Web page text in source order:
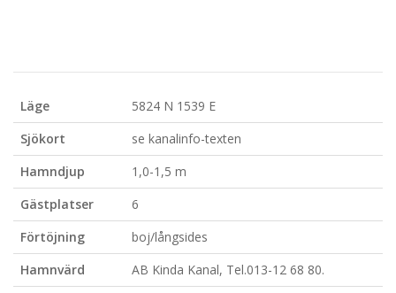
Läge
5824 N 1539 E
Sjökort
se kanalinfo-texten
Hamndjup
1,0-1,5 m
Gästplatser
6
Förtöjning
boj/långsides
Hamnvärd
AB Kinda Kanal, Tel.013-12 68 80.